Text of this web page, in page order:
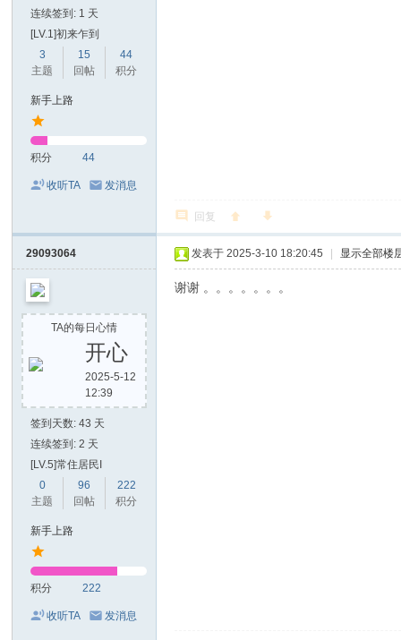
连续签到: 1 天
[LV.1]初来乍到
3
主题
15
回帖
44
积分
新手上路
积分 44
收听TA 发消息
回复
29093064
TA的每日心情
开心
2025-5-12
12:39
签到天数: 43 天
连续签到: 2 天
[LV.5]常住居民I
0
主题
96
回帖
222
积分
新手上路
积分 222
收听TA 发消息
发表于 2025-3-10 18:20:45 显示全部楼
谢谢 。。。。。。。